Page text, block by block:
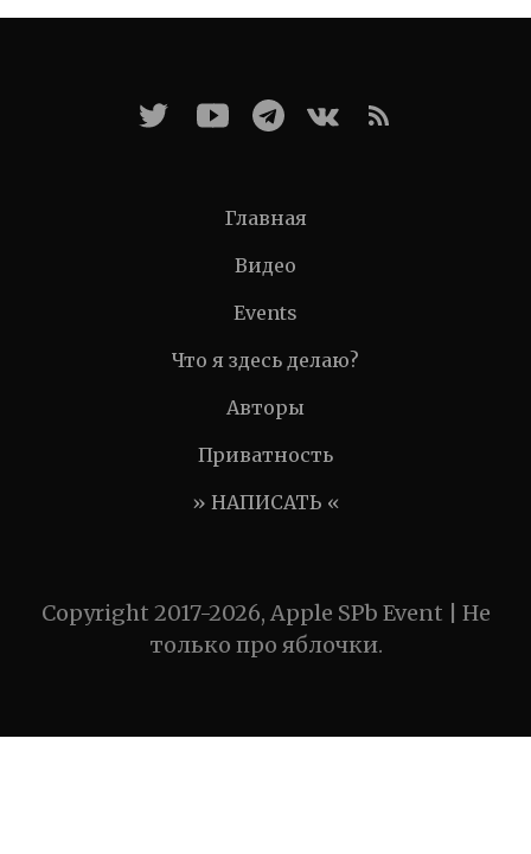
Главная
Видео
Events
Что я здесь делаю?
Авторы
Приватность
» НАПИСАТЬ «
Copyright 2017-2026, Apple SPb Event | Не
только про яблочки.